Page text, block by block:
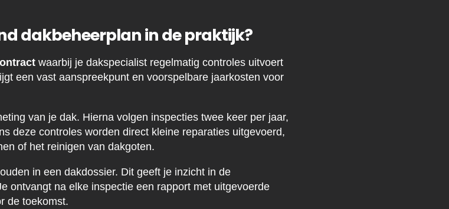
dakbeheerplan in de praktijk?
waarbij je dakspecialist regelmatig controles uitvoert
een vast aanspreekpunt en voorspelbare jaarkosten voor
van je dak. Hierna volgen inspecties twee keer per jaar,
deze controles worden direct kleine reparaties uitgevoerd,
of het reinigen van dakgoten.
in een dakdossier. Dit geeft je inzicht in de
ontvangt na elke inspectie een rapport met uitgevoerde
de toekomst.